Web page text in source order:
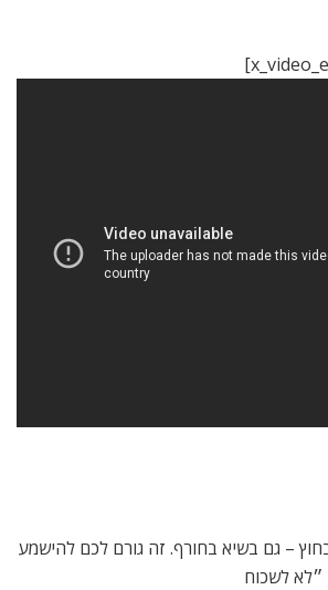
– גם בשיא בחורף. זה גורם לכם להישמע
״לא לשכוח